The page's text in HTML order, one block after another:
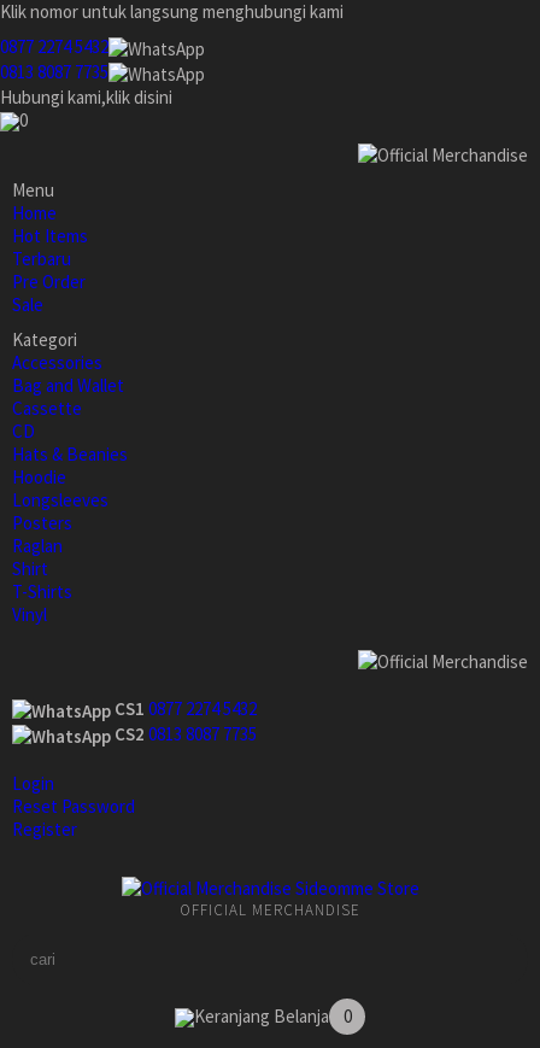
Klik nomor untuk langsung menghubungi kami
0877 2274 5432
0813 8087 7735
Hubungi kami,klik disini
0
Menu
Home
Hot Items
Terbaru
Pre Order
Sale
Kategori
Accessories
Bag and Wallet
Cassette
CD
Hats & Beanies
Hoodie
Longsleeves
Posters
Raglan
Shirt
T-Shirts
Vinyl
CS1 0877 2274 5432
CS2 0813 8087 7735
Login
Reset Password
Register
OFFICIAL MERCHANDISE
Keranjang Belanja 0